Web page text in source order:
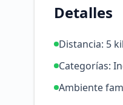
Detalles
Distancia: 5
Categorías:
Ambiente